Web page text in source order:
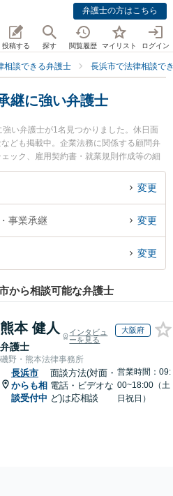
弁護士の方はこちら
投稿する 探す 閲覧履歴 マイリスト ログイン
相談できる弁護士 長浜市で法律相談で
継に強い弁護士
い弁護士が1名見つかりました。休日面
ども掲載中。企業法務に関係する顧問弁
ック、雇用契約書・就業規則作成等の細
です。特に長浜アラ法律事務所の荒木 玖
費用、強みなどが注目されています。
・事業承継のトラブルを今すぐに弁護士
事業承継を法律相談できる長浜市内の弁
の相談者さんにおすすめです。
変更
事業承継 変更
変更
から相談可能な弁護士
熊本 健人
弁護士
インタビュ
ーを見る
大阪府
磯野・熊本法律事務所
長浜市
からも相
談受付中
面談方法(対面・
電話・ビデオな
ど)は応相談
営業時間：09:
00~18:00（土
日祝日）